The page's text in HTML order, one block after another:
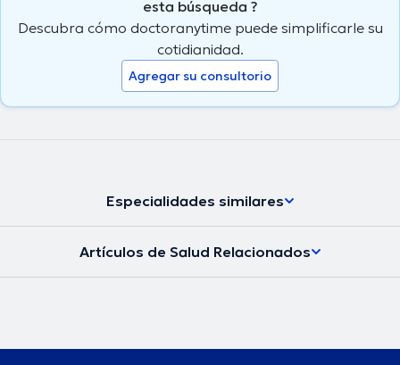
esta búsqueda ?
Descubra cómo doctoranytime puede simplificarle su
cotidianidad.
Agregar su consultorio
Especialidades similares
Artículos de Salud Relacionados